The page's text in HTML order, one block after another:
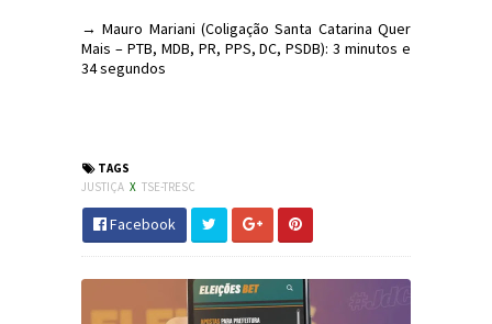
→ Mauro Mariani (Coligação Santa Catarina Quer
Mais – PTB, MDB, PR, PPS, DC, PSDB): 3 minutos e
34 segundos
TAGS
JUSTIÇA X TSE-TRESC
Facebook